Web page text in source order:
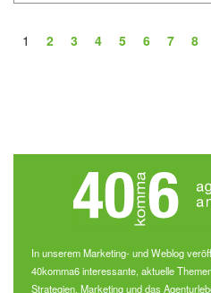
1 2 3 4 5 6 7 8
In unserem Marketing- und Weblog
40komma6 interessante, aktuelle
Strategien, Marketing und das